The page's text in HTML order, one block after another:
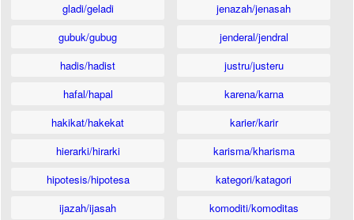
gladi/geladi
gubuk/gubug
hadis/hadist
hafal/hapal
hakikat/hakekat
hierarki/hirarki
hipotesis/hipotesa
ijazah/ijasah
jenazah/jenasah
jenderal/jendral
justru/justeru
karena/karna
karier/karir
karisma/kharisma
kategori/katagori
komoditi/komoditas